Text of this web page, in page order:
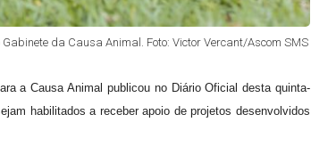
da Causa Animal. Foto: Victor Vercant/Ascom SMS
a Causa Animal publicou no Diário Oficial desta quinta-
habilitados a receber apoio de projetos desenvolvidos